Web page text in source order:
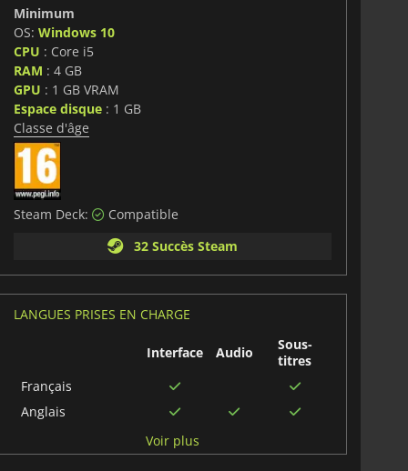
Minimum
OS: Windows 10
CPU : Core i5
RAM : 4 GB
GPU : 1 GB VRAM
Espace disque: 1 GB
Classe d'âge
Steam Deck:
Compatible
32 Succès Steam
LANGUES PRISES EN CHARGE
Interface Audio
Sous-
titres
Français
Anglais
Voir plus